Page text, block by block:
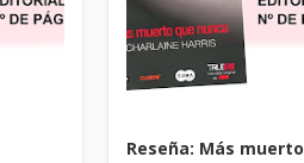
Reseña: Más muerto